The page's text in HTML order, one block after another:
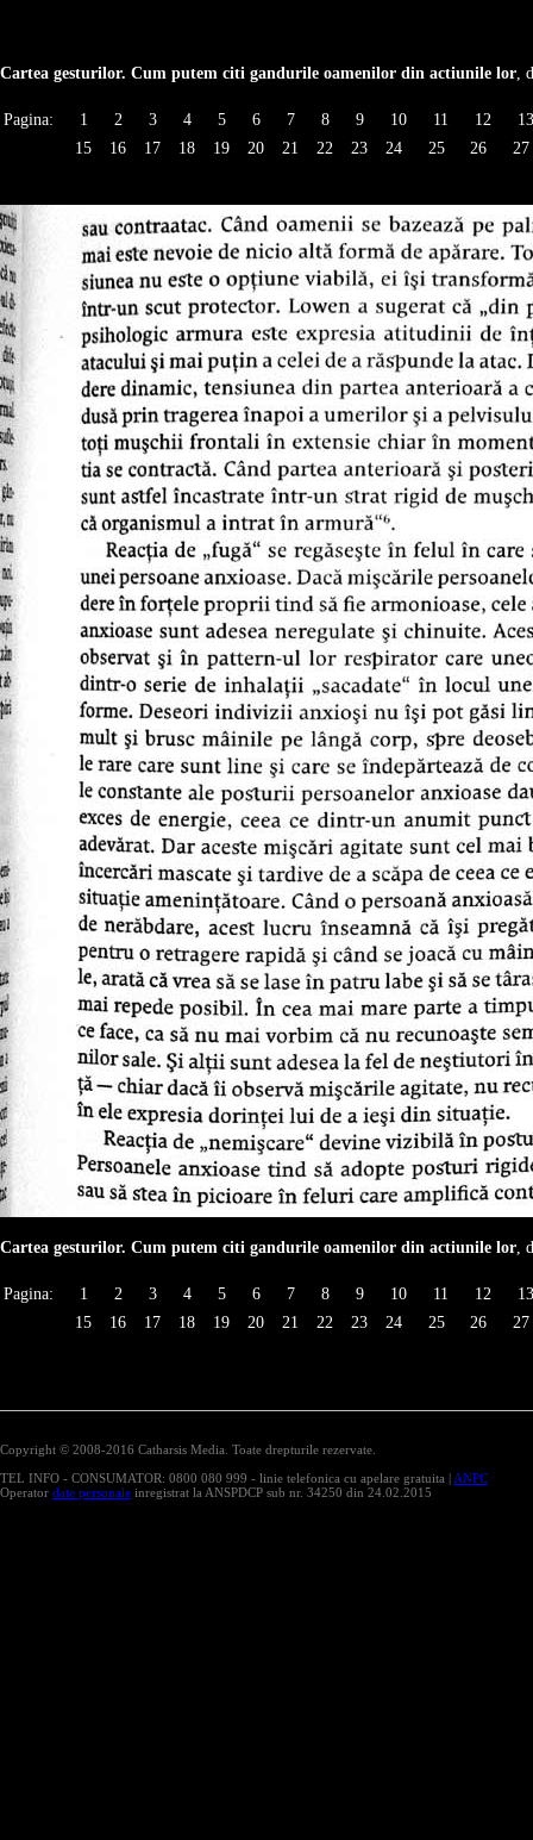
Cartea gesturilor. Cum putem citi gandurile oamenilor din actiunile lor,
Pagina: 1 2 3 4 5 6 7 8 9 10 11 12
13
15
16 17 18 19 20 21 22 23 24 25 26 27
Cartea gesturilor. Cum putem citi gandurile oamenilor din actiunile lor,
Pagina: 1 2 3 4 5 6 7 8 9 10 11 12
13
15
16 17 18 19 20 21 22 23 24 25 26 27
Copyright © 2008-2016 Catharsis Media. Toate drepturile rezervate.
TEL INFO - CONSUMATOR: 0800 080 999 - linie telefonica cu apelare gratuita | ANPC
Operator date personale inregistrat la ANSPDCP sub nr. 34250 din 24.02.2015